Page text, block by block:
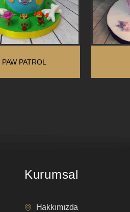
PAW PATROL
Kurumsal
Hakkımızda